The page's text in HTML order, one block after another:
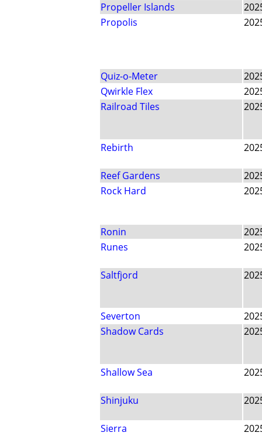
Propeller Islands
Propolis
Quiz-o-Meter
Qwirkle Flex
Railroad Tiles
Rebirth
Reef Gardens
Rock Hard
Ronin
Runes
Saltfjord
Severton
Shadow Cards
Shallow Sea
Shinjuku
Sierra